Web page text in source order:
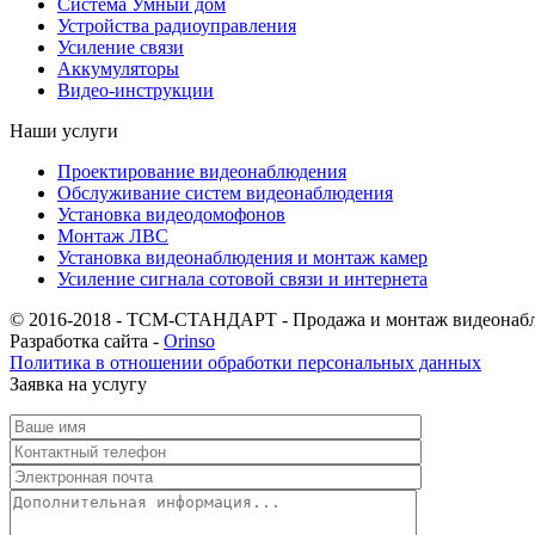
Устройства радиоуправления
Усиление связи
Аккумуляторы
Видео-инструкции
Наши услуги
Проектирование видеонаблюдения
Обслуживание систем видеонаблюдения
Установка видеодомофонов
Монтаж ЛВС
Установка видеонаблюдения и монтаж камер
Усиление сигнала сотовой связи и интернета
© 2016-2018 - ТСМ-СТАНДАРТ - Продажа и монтаж
Разработка сайта - Orinso
Политика в отношении обработки персональных данных
Заявка на услугу